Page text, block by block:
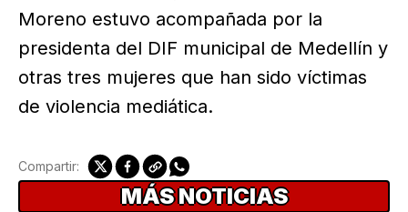
Moreno estuvo acompañada por la
presidenta del DIF municipal de Medellín y
otras tres mujeres que han sido víctimas
de violencia mediática.
Compartir:
MÁS NOTICIAS